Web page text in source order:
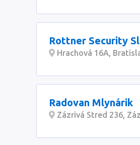
Rottner Security
Hrachová 16A,
Radovan Mlynárik
Zázrivá Stred 236,